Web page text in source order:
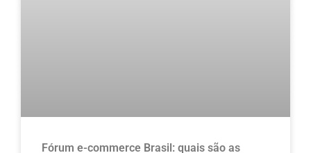
Fórum e-commerce Brasil: quais são as